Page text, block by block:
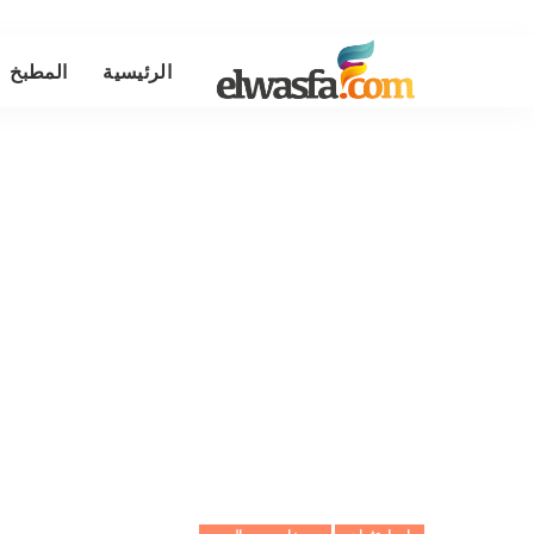
الرئيسية المطبخ